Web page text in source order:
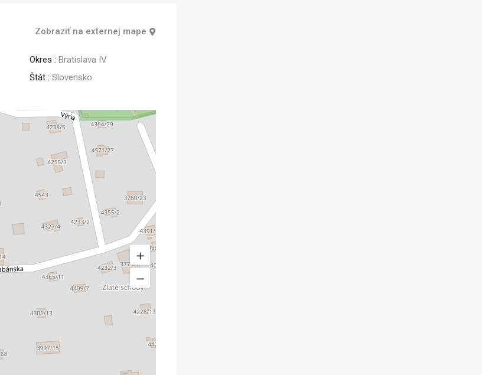
Zobraziť na externej mape
Okres : Bratislava IV
Štát : Slovensko